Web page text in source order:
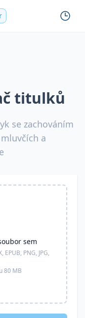
titulků
se zachováním
a
sem
EPUB, PNG, JPG,
80 MB